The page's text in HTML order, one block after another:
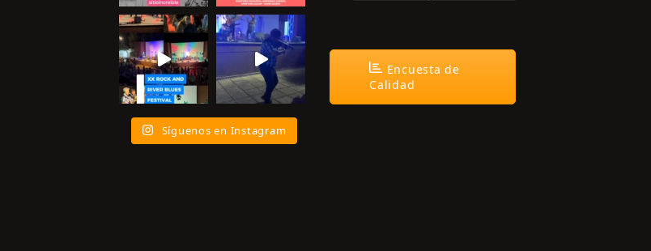
Síguenos en Instagram
Encuesta de
Calidad